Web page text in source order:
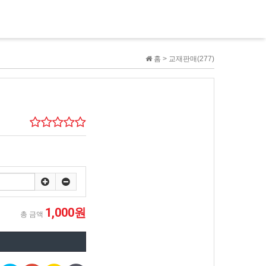
홈 > 교재판매(277)
총 금액 1,000원